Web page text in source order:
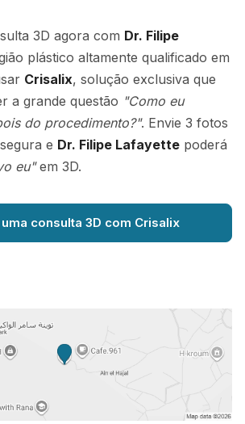
3D agora com Dr. Filipe
plástico altamente qualificado em
Crisalix, solução exclusiva que
a grande questão "Como eu
do procedimento?". Envie 3 fotos
e Dr. Filipe Lafayette poderá
eu"em 3D.
consulta 3D com Crisalix